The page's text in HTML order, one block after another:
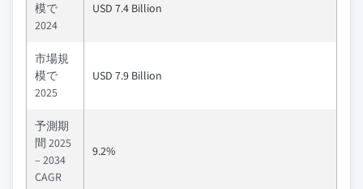
模で
2024
USD 7.4 Billion
市場規
模で
2025
USD 7.9 Billion
予測期
間 2025
– 2034
CAGR
9.2%